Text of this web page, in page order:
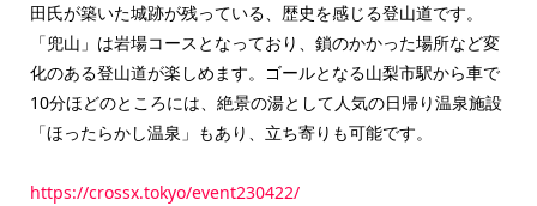
田氏が築いた城跡が残っている、歴史を感じる登山道です。
「兜山」は岩場コースとなっており、鎖のかかった場所など変
化のある登山道が楽しめます。ゴールとなる山梨市駅から車で
10分ほどのところには、絶景の湯として人気の日帰り温泉施設
「ほったらかし温泉」もあり、立ち寄りも可能です。
https://crossx.tokyo/event230422/